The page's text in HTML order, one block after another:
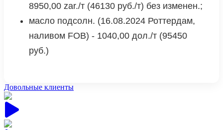
8950,00 zar./т (46130 руб./т) без изменен.;
масло подсолн. (16.08.2024 Роттердам,
наливом FOB) - 1040,00 дол./т (95450
руб.)
Довольные клиенты